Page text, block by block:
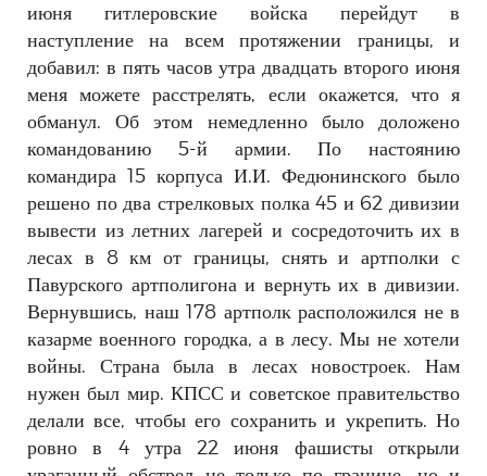
июня гитлеровские войска перейдут в
наступление на всем протяжении границы, и
добавил: в пять часов утра двадцать второго июня
меня можете расстрелять, если окажется, что я
обманул. Об этом немедленно было доложено
командованию 5-й армии. По настоянию
командира 15 корпуса И.И. Федюнинского было
решено по два стрелковых полка 45 и 62 дивизии
вывести из летних лагерей и сосредоточить их в
лесах в 8 км от границы, снять и артполки с
Павурского артполигона и вернуть их в дивизии.
Вернувшись, наш 178 артполк расположился не в
казарме военного городка, а в лесу. Мы не хотели
войны. Страна была в лесах новостроек. Нам
нужен был мир. КПСС и советское правительство
делали все, чтобы его сохранить и укрепить. Но
ровно в 4 утра 22 июня фашисты открыли